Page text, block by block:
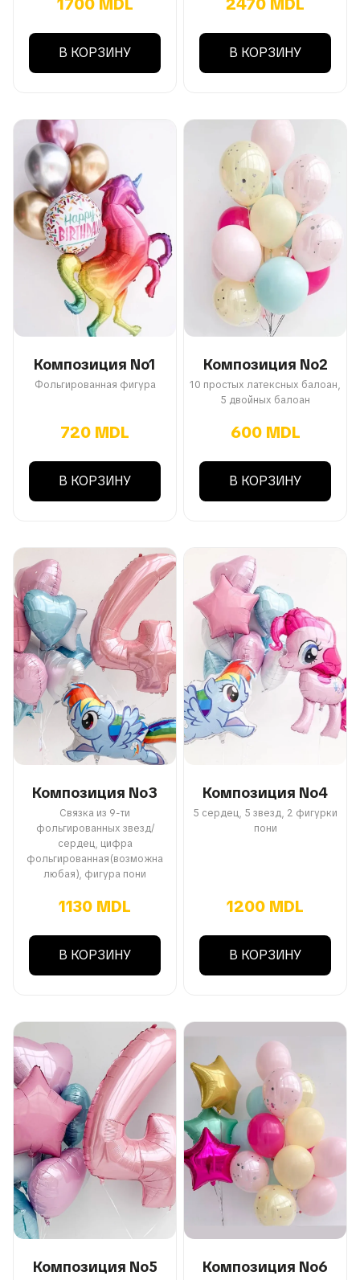
1700 MDL
В КОРЗИНУ
2470 MDL
В КОРЗИНУ
Композиция No1
Фольгированная фигура
720 MDL
В КОРЗИНУ
Композиция No2
10 простых латексных балоан,
5 двойных балоан
600 MDL
В КОРЗИНУ
Композиция No3
Связка из 9-ти
фольгированных звезд/
сердец, цифра
фольгированная(возможна
любая), фигура пони
1130 MDL
В КОРЗИНУ
Композиция No4
5 сердец, 5 звезд, 2 фигурки
пони
1200 MDL
В КОРЗИНУ
Композиция No5 Композиция No6